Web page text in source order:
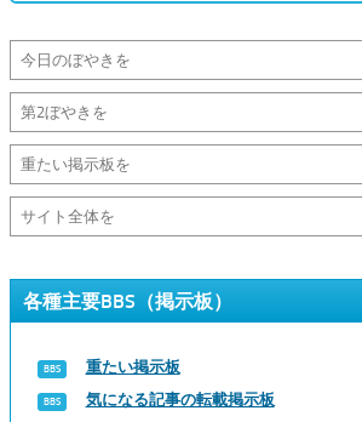
各種主要BBS（掲示板）
重たい掲示板
気になる記事の転載掲示板